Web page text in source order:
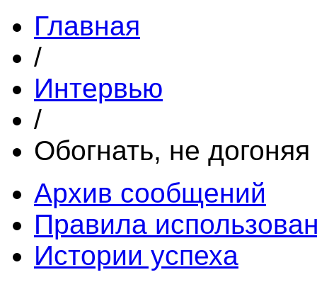
Главная
/
Интервью
/
Обогнать, не догоняя
Архив сообщений
Правила
Истории успеха